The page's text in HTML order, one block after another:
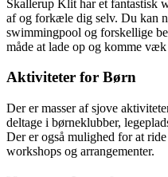
Skallerup Klit har et fantastisk
af og forkæle dig selv. Du kan
swimmingpool og forskellige
måde at lade op og komme
Aktiviteter for Børn
Der er masser af sjove
deltage i børneklubber,
Der er også mulighed for at
workshops og arrangementer.